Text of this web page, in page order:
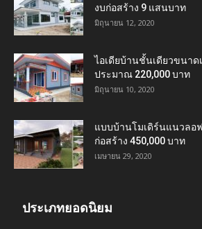
งบก่อสร้าง 9 แสนบาท
มิถุนายน 12, 2020
ไอเดียบ้านชั้นเดียวขนาด
ประมาณ 220,000 บาท
มิถุนายน 10, 2020
แบบบ้านโมเดิร์นแนวลอ
ก่อสร้าง 450,000 บาท
เมษายน 29, 2020
ประเภทยอดนิยม